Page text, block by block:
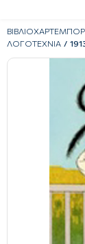
ΛΟΓΟΤΕΧΝΙΑ